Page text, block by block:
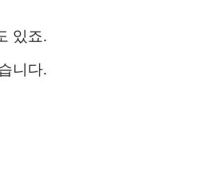
있죠.
니다.